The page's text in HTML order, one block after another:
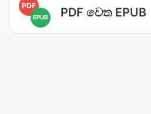
PDF
EPUB PDF වෙත EPUB